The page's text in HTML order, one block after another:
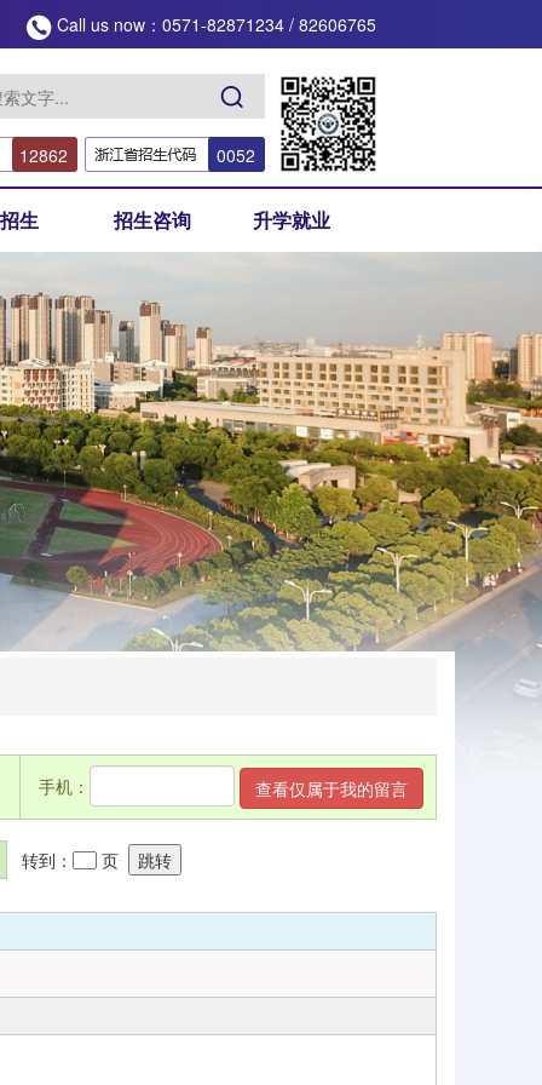
Call us now：0571-82871234 / 82606765
0052
12862
生 招生咨询 升学就业
手机：
转到： 页